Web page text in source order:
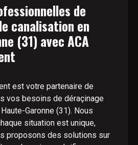
de
canalisation en
(31) avec ACA
est votre partenaire de
vos besoins de déraçinage
Garonne (31). Nous
situation est unique,
proposons des solutions sur